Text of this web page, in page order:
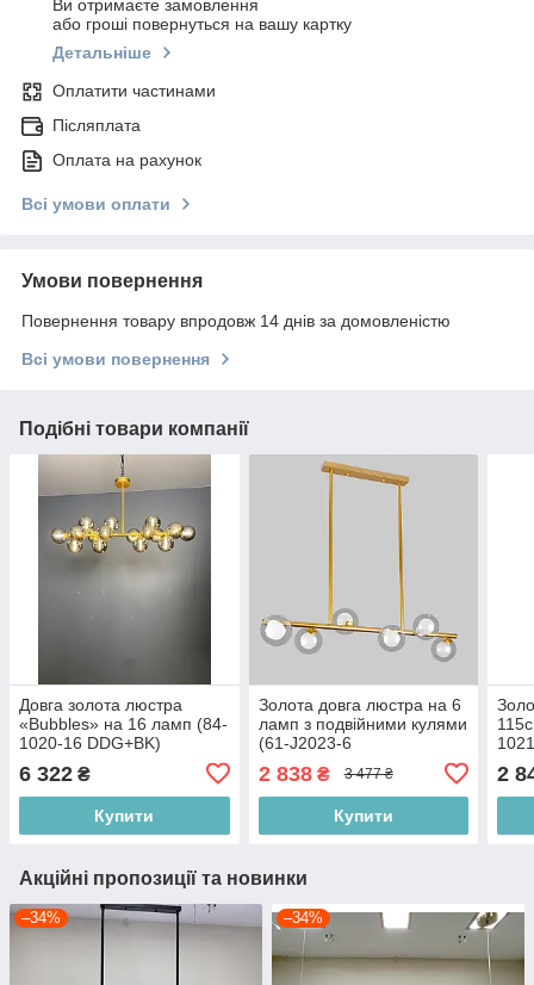
Ви отримаєте замовлення
або гроші повернуться на вашу картку
Детальніше
Оплатити частинами
Післяплата
Оплата на рахунок
Всі умови оплати
Умови повернення
Повернення товару впродовж 14 днів за домовленістю
Всі умови повернення
Подібні товари компанії
Довга золота люстра
«Bubbles» на 16 ламп (84-
1020-16 DDG+BK)
6 322 ₴
Купити
Золота довга люстра на 6
ламп з подвійними кулями
(61-J2023-6
2 838₴ 3 477 ₴
Купити
2
Акційні пропозиції та новинки
–34% –34%